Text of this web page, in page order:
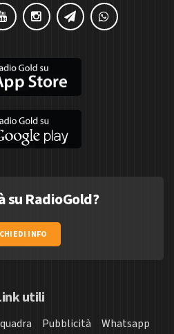
su RadioGold?
INFO
utili
Pubblicità
Whatsapp